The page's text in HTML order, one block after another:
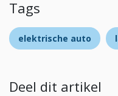
Tags
elektrische auto
Deel dit artikel